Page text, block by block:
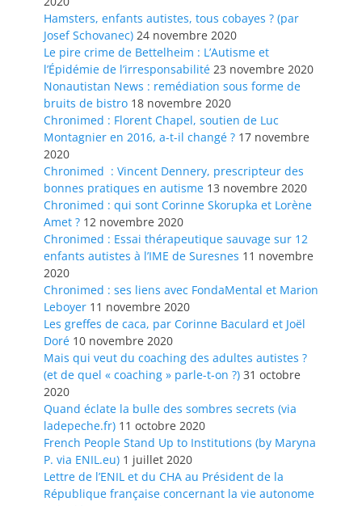
Hamsters, enfants autistes, tous cobayes ? (par
Josef Schovanec) 24 novembre 2020
Le pire crime de Bettelheim : L’Autisme et
l’Épidémie de l’irresponsabilité 23 novembre 2020
Nonautistan News : remédiation sous forme de
bruits de bistro 18 novembre 2020
Chronimed : Florent Chapel, soutien de Luc
Montagnier en 2016, a-t-il changé ? 17 novembre
2020
Chronimed : Vincent Dennery, prescripteur des
bonnes pratiques en autisme 13 novembre 2020
Chronimed : qui sont Corinne Skorupka et Lorène
Amet ? 12 novembre 2020
Chronimed : Essai thérapeutique sauvage sur 12
enfants autistes à l’IME de Suresnes 11 novembre
2020
Chronimed : ses liens avec FondaMental et Marion
Leboyer 11 novembre 2020
Les greffes de caca, par Corinne Baculard et Joël
Doré 10 novembre 2020
Mais qui veut du coaching des adultes autistes ?
(et de quel « coaching » parle-t-on ?) 31 octobre
2020
Quand éclate la bulle des sombres secrets (via
ladepeche.fr) 11 octobre 2020
French People Stand Up to Institutions (by Maryna
P. via ENIL.eu) 1 juillet 2020
Lettre de l’ENIL et du CHA au Président de la
République française concernant la vie autonome